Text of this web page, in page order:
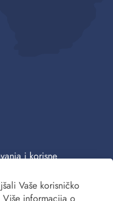
i korisne
Prijava
Vaše korisničko